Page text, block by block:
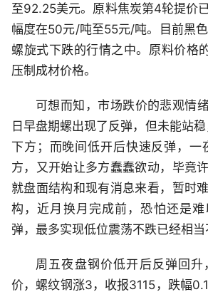
至92.25美元。原料焦炭第4轮提价
幅度在50元/吨至55元/吨。目前黑
螺旋式下跌的行情之中。原料价格
压制成材价格。
可想而知，市场跌价的悲观情
日早盘期螺出现了反弹，但未能站
下方；而晚间低开后快速反弹，一
方，又开始让多方蠢蠢欲动，毕竟
就盘面结构和现有消息来看，暂时
构，近月换月完成前，恐怕还是
弹，最多实现低位震荡不跌已经相当
周五夜盘钢价低开后反弹回
价，螺纹钢涨3，收报3115，跌幅